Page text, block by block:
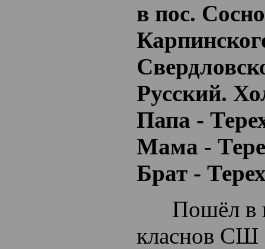
в пос.
Русский.
Папа -
Мама -
Брат -
Пошёл в
класнов СШ